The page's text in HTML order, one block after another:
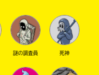
謎の調査員 死神